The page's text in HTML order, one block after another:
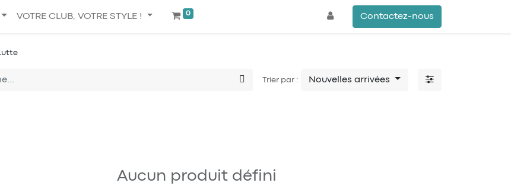
VOTRE CLUB, VOTRE STYLE ! 0 Contactez-nous
Lutte
Trier par : Nouvelles arrivées
Aucun produit défini